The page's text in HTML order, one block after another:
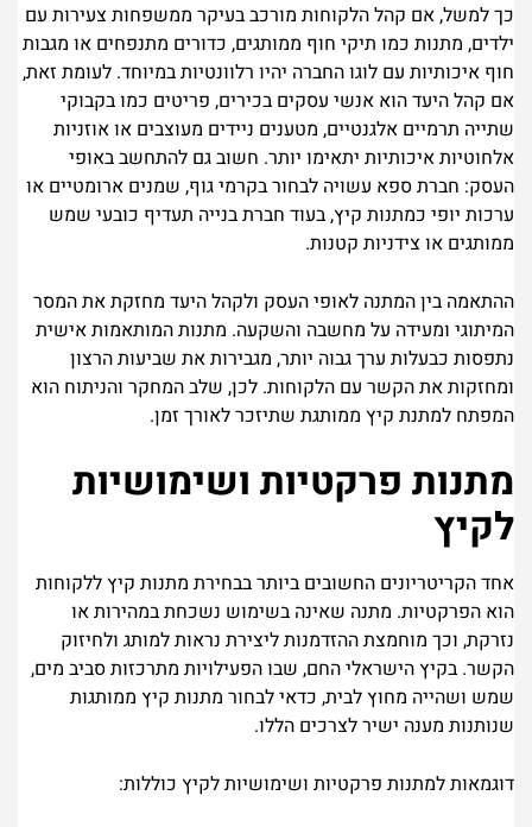
כך למשל, אם קהל הלקוחות מורכב בעיקר ממשפחות צעירות עם
ילדים, מתנות כמו תיקי חוף ממותגים, כדורים מתנפחים או מגבות
חוף איכותיות עם לוגו החברה יהיו רלוונטיות במיוחד. לעומת זאת,
אם קהל היעד הוא אנשי עסקים בכירים, פריטים כמו בקבוקי
שתייה תרמיים אלגנטיים, מטענים ניידים מעוצבים או אוזניות
אלחוטיות איכותיות יתאימו יותר. חשוב גם להתחשב באופי
העסק: חברת ספא עשויה לבחור בקרמי גוף, שמנים ארומטיים או
ערכות יופי כמתנות קיץ, בעוד חברת בנייה תעדיף כובעי שמש
ממותגים או צידניות קטנות.
ההתאמה בין המתנה לאופי העסק ולקהל היעד מחזקת את המסר
המיתוגי ומעידה על מחשבה והשקעה. מתנות המותאמות אישית
נתפסות כבעלות ערך גבוה יותר, מגבירות את שביעות הרצון
ומחזקות את הקשר עם הלקוחות. לכן, שלב המחקר והניתוח הוא
המפתח למתנת קיץ ממותגת שתיזכר לאורך זמן.
מתנות פרקטיות ושימושיות
לקיץ
אחד הקריטריונים החשובים ביותר בבחירת מתנות קיץ ללקוחות
הוא הפרקטיות. מתנה שאינה בשימוש נשכחת במהירות או
נזרקת, וכך מוחמצת ההזדמנות ליצירת נראות למותג ולחיזוק
הקשר. בקיץ הישראלי החם, שבו הפעילויות מתרכזות סביב מים,
שמש ושהייה מחוץ לבית, כדאי לבחור מתנות קיץ ממותגות
שנותנות מענה ישיר לצרכים הללו.
דוגמאות למתנות פרקטיות ושימושיות לקיץ כוללות: